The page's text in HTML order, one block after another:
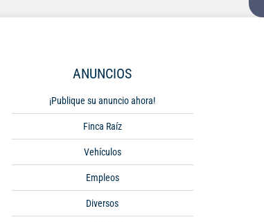
ANUNCIOS
¡Publique su anuncio ahora!
Finca Raíz
Vehículos
Empleos
Diversos